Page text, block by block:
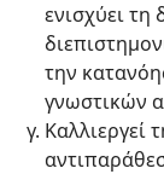
ενισχύει τη
την
γνωστικών
Καλλιεργεί